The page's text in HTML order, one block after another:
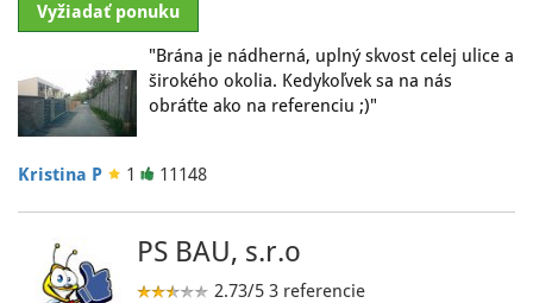
Vyžiadať ponuku
"Brána je nádherná, uplný skvost celej ulice a
širokého okolia. Kedykoľvek sa na nás
obráťte ako na referenciu ;)"
Kristina P 1 11148
PS BAU, s.r.o
2.73/5 3 referencie